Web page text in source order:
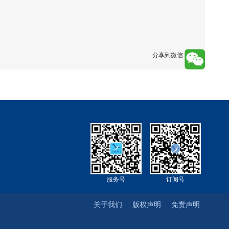
分享到微信:
订阅号
服务号
免责声明
版权声明
关于我们